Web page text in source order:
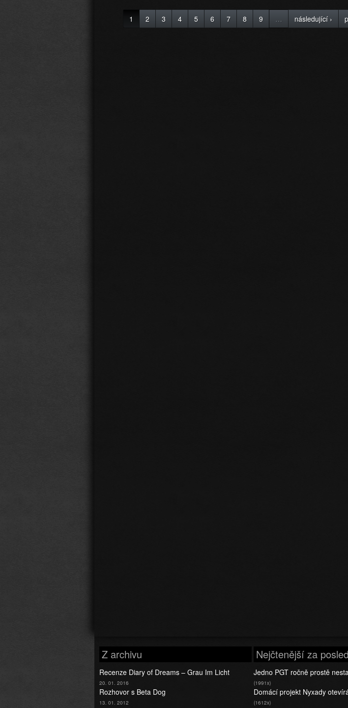
1 2 3 4 5 6 7 8 9 … následující ›
Z archivu
Recenze Diary of Dreams – Grau Im Licht
20. 01. 2016
Rozhovor s Beta Dog
13. 01. 2012
Nejčtenější za
Jedno PGT ročně prostě
(1991x)
Domácí projekt Nyxady
(1612x)